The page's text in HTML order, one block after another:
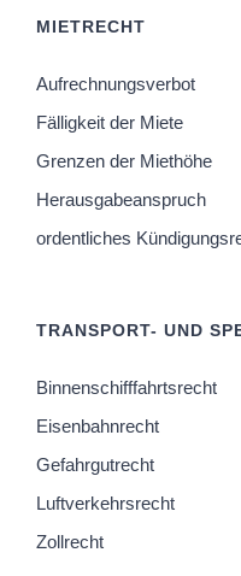
MIETRECHT
Aufrechnungsverbot
Fälligkeit der Miete
Grenzen der Miethöhe
Herausgabeanspruch
ordentliches
TRANSPORT- UND
Binnenschifffahrtsrecht
Eisenbahnrecht
Gefahrgutrecht
Luftverkehrsrecht
Zollrecht